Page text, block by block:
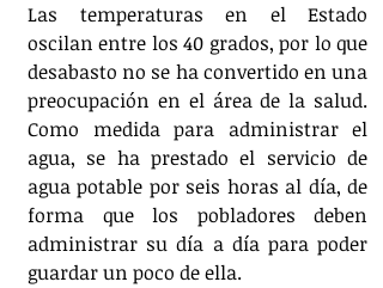
Las temperaturas en el Estado
oscilan entre los 40 grados, por lo que
desabasto no se ha convertido en una
preocupación en el área de la salud.
Como medida para administrar el
agua, se ha prestado el servicio de
agua potable por seis horas al día, de
forma que los pobladores deben
administrar su día a día para poder
guardar un poco de ella.